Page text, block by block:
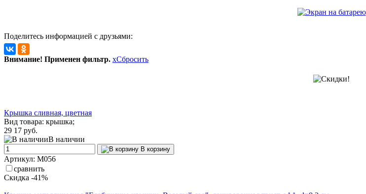
Поделитесь информацией с друзьями:
Внимание! Применен фильтр. xСбросить
Крышка сливная, цветная
Вид товара: крышка;
29 17 руб.
В наличии
В корзину
Артикул: М056
сравнить
Скидка -41%